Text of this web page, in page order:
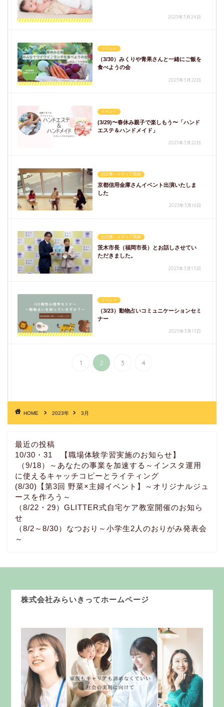
2023年3月24日
イベント
（3/30）みくりや青果さんと一緒にご飯を
食べようの会
2023年3月22日
イベント
(3/29)〜春休み親子で楽しもう〜「ハンド
エステ＆ハンドメイド」
2023年3月22日
お仕事・メディア実績
京都信用金庫さんイベント出演いたしま
した
2023年3月16日
お仕事・メディア実績
茨木市長（福岡市長）とお話しさせてい
ただきました。
2023年3月15日
イベント
（3/23）動物占いコミュニケーションセミ
ナー
2023年3月13日
1 2 3 4
HOME 2023年 3月
最近の投稿
10/30・31 【職場体験学習実施のお知らせ】
（9/18）～あなたの事業を加速する～インスタ運用
に使えるキャッチコピーとライティング
(8/30)【第3回 野菜×主婦イベント】～オリジナルジュ
ースを作ろう～
（8/22・29）GLITTER式自宅ケア教室開催のお知ら
せ
（8/2～8/30）なつおり～小学生2人のおりがみ発表会
～
株式会社みらいきってホームページ